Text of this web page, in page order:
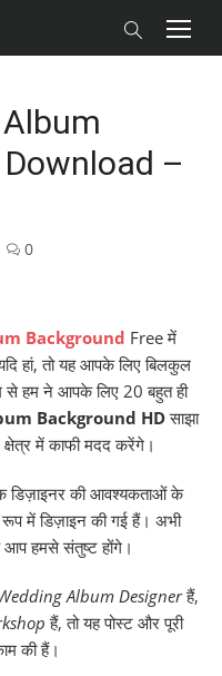
–
0
Background Free में
हां, तो यह आपके लिए बिलकुल
से हम ने आपके लिए 20 बहुत ही
Background HDसाझा
में काफी मदद करेंगे।
डिज़ाइनर की आवश्यकताओं के
में डिज़ाइन की गई हैं। अभी
हमसे संतुष्ट होंगे।
Album Designerहैं,
हैं, तो यह पोस्ट और पूरी
की हैं।